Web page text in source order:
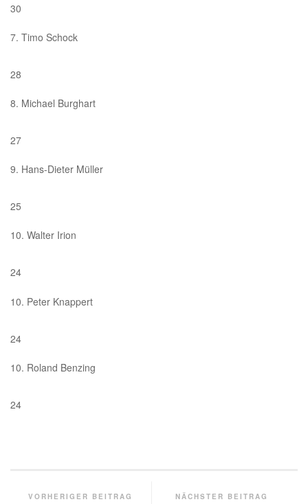
30
7. Timo Schock
28
8. Michael Burghart
27
9. Hans-Dieter Müller
25
10. Walter Irion
24
10. Peter Knappert
24
10. Roland Benzing
24
VORHERIGER BEITRAG NÄCHSTER BEITRAG